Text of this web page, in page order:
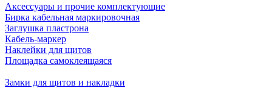
Аксессуары и прочие комплектующие
Бирка кабельная маркировочная
Заглушка пластрона
Кабель-маркер
Наклейки для щитов
Площадка самоклеящаяся
Замки для щитов и накладки